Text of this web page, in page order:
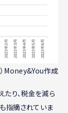
）Money&You作成
たり、税金を減ら
指摘されていま